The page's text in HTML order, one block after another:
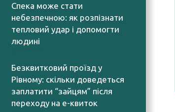
Спека може стати
небезпечною: як розпізнати
тепловий удар і допомогти
людині
Безквитковий проїзд у
Рівному: скільки доведеться
заплатити “зайцям” після
переходу на е-квиток